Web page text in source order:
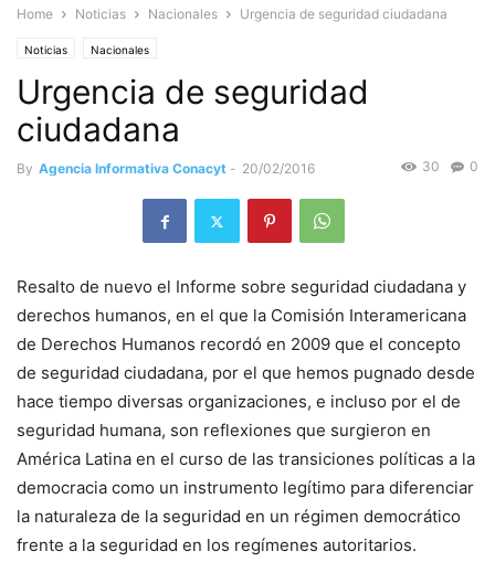
Home Noticias Nacionales Urgencia de seguridad ciudadana
Noticias Nacionales
Urgencia de seguridad
ciudadana
By Agencia Informativa Conacyt - 20/02/2016 0
30
Resalto de nuevo el Informe sobre seguridad ciudadana y
derechos humanos, en el que la Comisión Interamericana
de Derechos Humanos recordó en 2009 que el concepto
de seguridad ciudadana, por el que hemos pugnado desde
hace tiempo diversas organizaciones, e incluso por el de
seguridad humana, son reflexiones que surgieron en
América Latina en el curso de las transiciones políticas a la
democracia como un instrumento legítimo para diferenciar
la naturaleza de la seguridad en un régimen democrático
frente a la seguridad en los regímenes autoritarios.